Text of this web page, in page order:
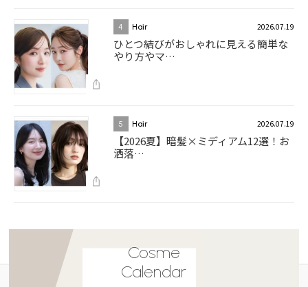
4 Hair 2026.07.19
ひとつ結びがおしゃれに見える簡単な
やり方やマ…
5 Hair 2026.07.19
【2026夏】暗髪×ミディアム12選！お
洒落…
Cosme
Calendar